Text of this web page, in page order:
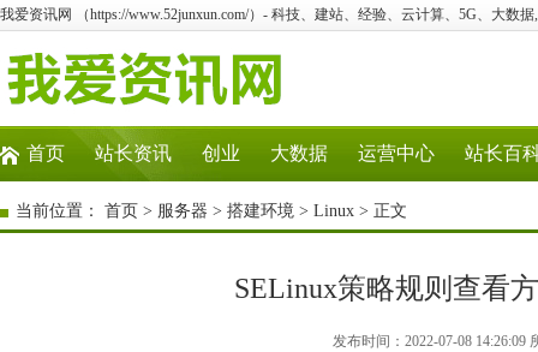
我爱资讯网 （https://www.52junxun.com/）- 科技、建站、经验、云计算、5G、大数
首页 站长资讯 创业 大数据 运营中心 站长百
当前位置： 首页 > 服务器 > 搭建环境 > Linux > 正文
SELinux策略规则查看
发布时间：2022-07-08